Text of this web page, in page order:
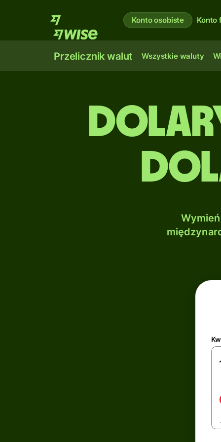
Konto osobiste Konto
Przelicznik walut Wszystkie waluty